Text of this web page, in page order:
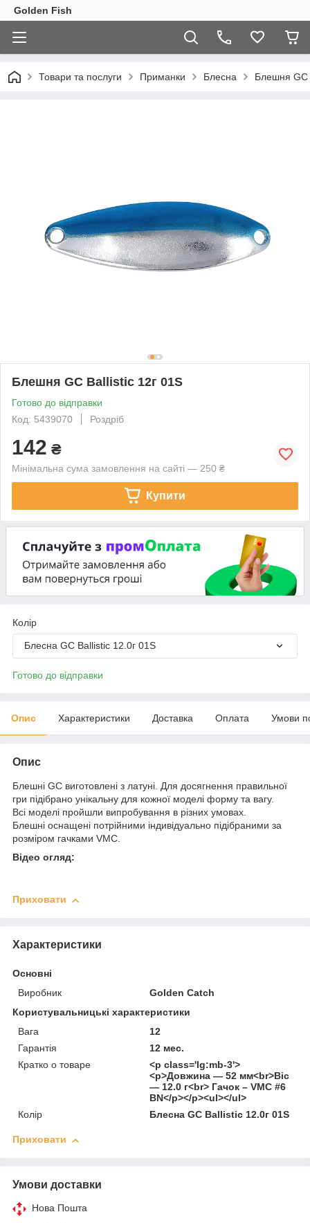
Golden Fish
Товари та послуги Приманки Блесна Блешня GC
Блешня GC Ballistic 12г 01S
Готово до відправки
Код: 5439070
Роздріб
142 ₴
Мінімальна сума замовлення на сайті — 250 ₴
Купити
Колір
Блесна GC Ballistic 12.0г 01S
Готово до відправки
Опис Характеристики Доставка Оплата Умови
Опис
Блешні GC виготовлені з латуні. Для досягнення правильної
гри підібрано унікальну для кожної моделі форму та вагу.
Всі моделі пройшли випробування в різних умовах.
Блешні оснащені потрійними індивідуально підібраними за
розміром гачками VMC.
Відео огляд:
Приховати
Характеристики
Основні
Виробник
Golden Catch
Користувальницькі характеристики
Вага
12
Гарантія
12 мес.
Кратко о товаре
<p class='lg:mb-3'>
<p>Довжина — 52 мм<br>Віс
— 12.0 г<br> Гачок – VMC #6
BN</p></p><ul></ul>
Колір
Блесна GC Ballistic 12.0г 01S
Приховати
Умови доставки
Нова Пошта